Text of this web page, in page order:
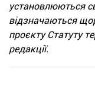
установлюються
відзначаються
проєкту Статуту
редакції.